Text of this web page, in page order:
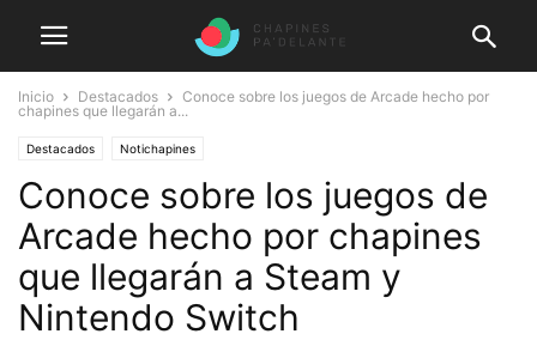
Inicio Destacados
Conoce sobre los juegos de Arcade hecho por
chapines que llegarán a...
Destacados Notichapines
Conoce sobre los juegos de
Arcade hecho por chapines
que llegarán a Steam y
Nintendo Switch